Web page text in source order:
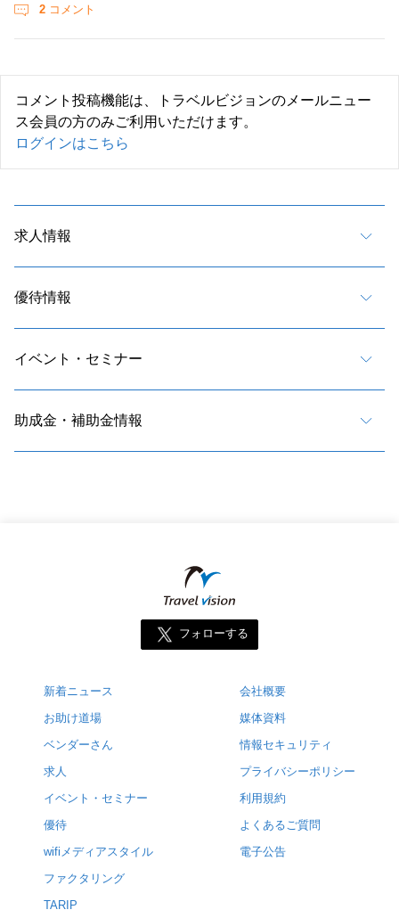
2 コメント
コメント投稿機能は、トラベルビジョンのメールニュー
ス会員の方のみご利用いただけます。
ログインはこちら
求人情報
優待情報
イベント・セミナー
助成金・補助金情報
フォローする
新着ニュース
お助け道場
ベンダーさん
求人
イベント・セミナー
優待
wifiメディアスタイル
ファクタリング
TARIP
会社概要
媒体資料
情報セキュリティ
プライバシーポリシー
利用規約
よくあるご質問
電子公告